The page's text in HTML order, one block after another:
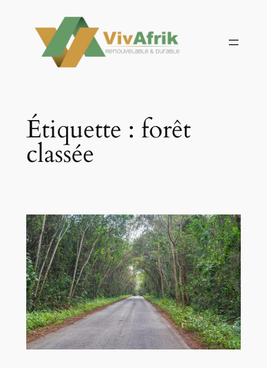
contenu
Étiquette : forêt
classée